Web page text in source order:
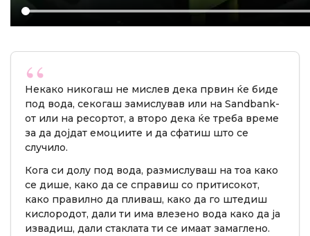
Некако никогаш не мислев дека првин ќе биде
под вода, секогаш замислував или на Sandbank-
от или на ресортот, а второ дека ќе треба време
за да дојдат емоциите и да сфатиш што се
случило.
Кога си долу под вода, размислуваш на тоа како
се дише, како да се справиш со притисокот,
како правилно да пливаш, како да го штедиш
кислородот, дали ти има влезено вода како да ја
извадиш, дали стаклата ти се имаат замаглено.